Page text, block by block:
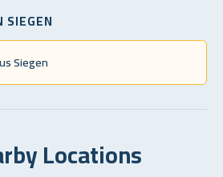
SIEGEN
Siegen
Locations